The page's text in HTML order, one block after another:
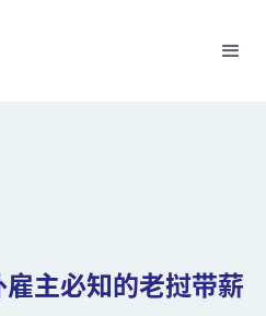
主必知的老挝带薪